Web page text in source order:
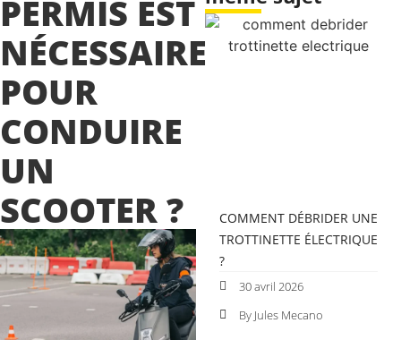
PERMIS EST
NÉCESSAIRE
POUR
CONDUIRE
UN
SCOOTER ?
COMMENT DÉBRIDER UNE
TROTTINETTE ÉLECTRIQUE
?
30 avril 2026
By Jules Mecano